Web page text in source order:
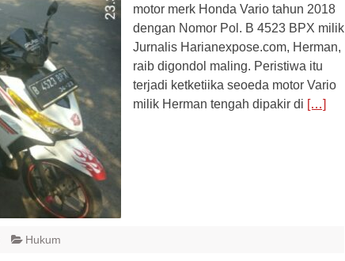
motor merk Honda Vario tahun 2018
dengan Nomor Pol. B 4523 BPX milik
Jurnalis Harianexpose.com, Herman,
raib digondol maling. Peristiwa itu
terjadi ketketiika seoeda motor Vario
milik Herman tengah dipakir di […]
Hukum